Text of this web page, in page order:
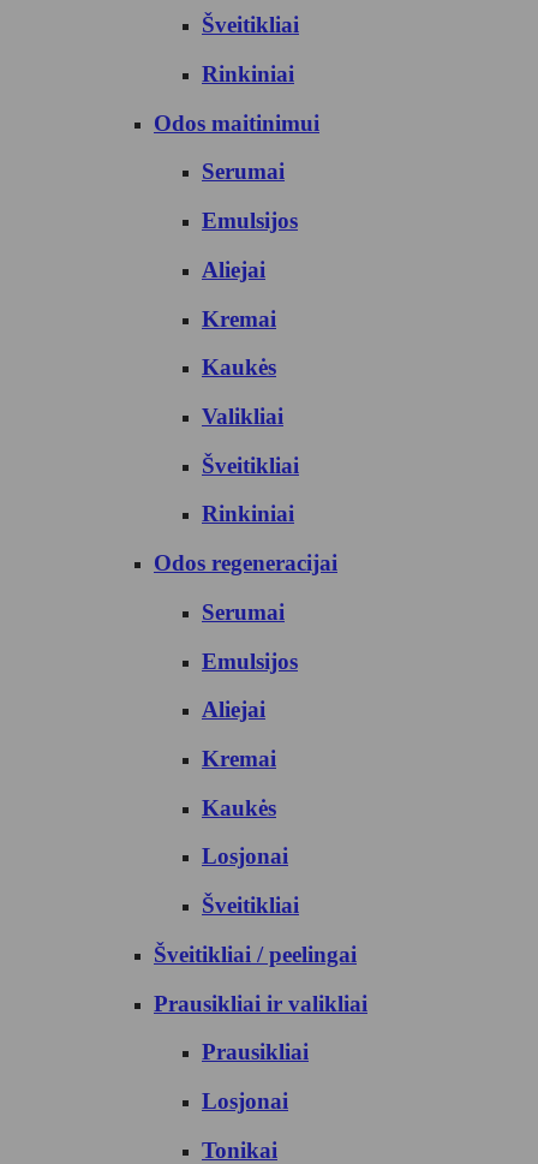
Šveitikliai
Rinkiniai
Odos maitinimui
Serumai
Emulsijos
Aliejai
Kremai
Kaukės
Valikliai
Šveitikliai
Rinkiniai
Odos regeneracijai
Serumai
Emulsijos
Aliejai
Kremai
Kaukės
Losjonai
Šveitikliai
Šveitikliai / peelingai
Prausikliai ir valikliai
Prausikliai
Losjonai
Tonikai